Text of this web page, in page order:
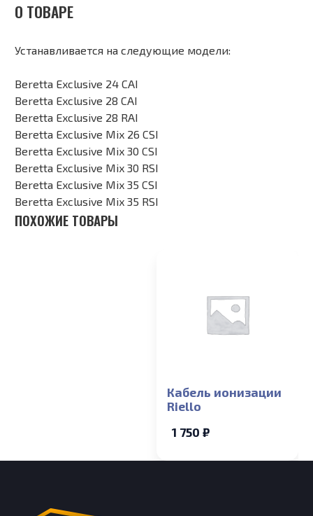
О ТОВАРЕ
Устанавливается на следующие модели:
Beretta Exclusive 24 CAI
Beretta Exclusive 28 CAI
Beretta Exclusive 28 RAI
Beretta Exclusive Mix 26 CSI
Beretta Exclusive Mix 30 CSI
Beretta Exclusive Mix 30 RSI
Beretta Exclusive Mix 35 CSI
Beretta Exclusive Mix 35 RSI
ПОХОЖИЕ ТОВАРЫ
Кабель ионизации
Riello
1 750 ₽